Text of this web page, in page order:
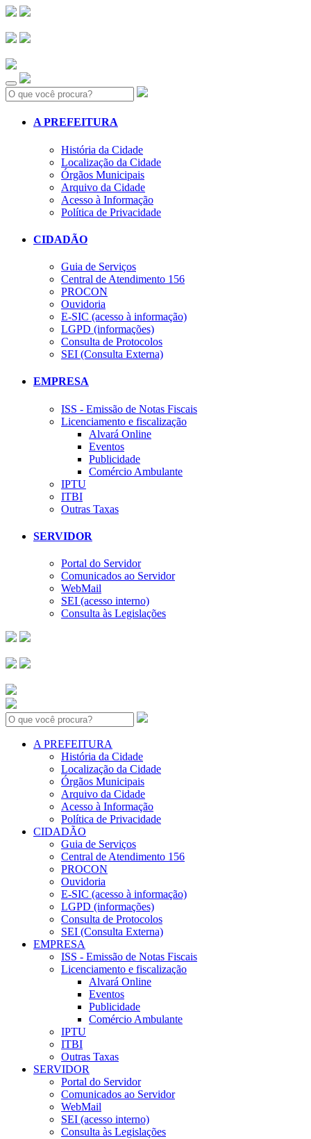
Search:
A PREFEITURA
História da Cidade
Localização da Cidade
Órgãos Municipais
Arquivo da Cidade
Acesso à Informação
Política de Privacidade
CIDADÃO
Guia de Serviços
Central de Atendimento 156
PROCON
Ouvidoria
E-SIC (acesso à informação)
LGPD (informações)
Consulta de Protocolos
SEI (Consulta Externa)
EMPRESA
ISS - Emissão de Notas Fiscais
Licenciamento e fiscalização
Alvará Online
Eventos
Publicidade
Comércio Ambulante
IPTU
ITBI
Outras Taxas
SERVIDOR
Portal do Servidor
Comunicados ao Servidor
WebMail
SEI (acesso interno)
Consulta às Legislações
Search:
A PREFEITURA
História da Cidade
Localização da Cidade
Órgãos Municipais
Arquivo da Cidade
Acesso à Informação
Política de Privacidade
CIDADÃO
Guia de Serviços
Central de Atendimento 156
PROCON
Ouvidoria
E-SIC (acesso à informação)
LGPD (informações)
Consulta de Protocolos
SEI (Consulta Externa)
EMPRESA
ISS - Emissão de Notas Fiscais
Licenciamento e fiscalização
Alvará Online
Eventos
Publicidade
Comércio Ambulante
IPTU
ITBI
Outras Taxas
SERVIDOR
Portal do Servidor
Comunicados ao Servidor
WebMail
SEI (acesso interno)
Consulta às Legislações